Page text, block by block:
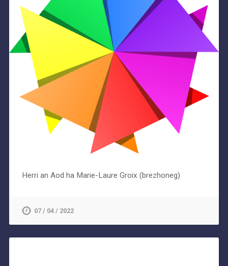
Herri an Aod ha Marie-Laure Groix (brezhoneg)
07 / 04 / 2022